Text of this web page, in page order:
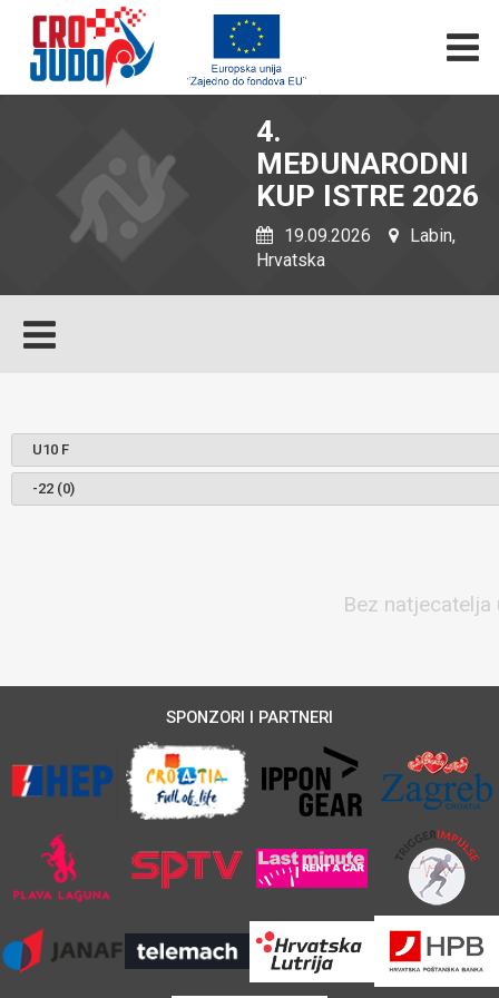
4.
MEĐUNARODNI
KUP ISTRE 2026
19.09.2026
Labin,
Hrvatska
Bez
SPONZORI I PARTNERI